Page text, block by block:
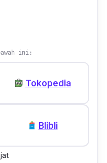
sebagai
tinggi.
ini:
Tokopedia
Blibli